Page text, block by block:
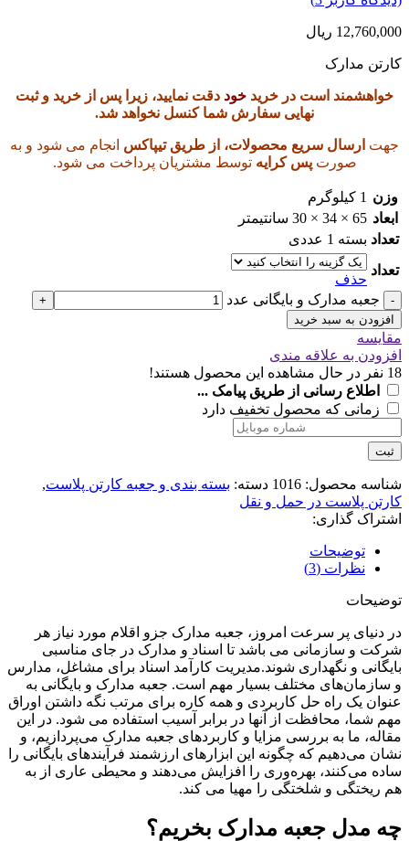
12,760,000 ریال
کارتن مدارک
خواهشمند است در خرید خود دقت نمایید، زیرا پس از خرید و ثبت
نهایی سفارش شما کنسل نخواهد شد.
جهت ارسال سریع محصولات، از طریق تیپاکس انجام می شود و به
صورت پس کرایهتوسط مشتریان پرداخت می شود.
وزن 1 کیلوگرم
ابعاد 65 × 34 × 30 سانتیمتر
تعداد بسته 1 عددی
تعداد
حذف
- جعبه مدارک و بایگانی عدد
+
افزودن به سبد خرید
مقایسه
افزودن به علاقه مندی
18 نفر در حال مشاهده این محصول هستند!
اطلاع رسانی از طریق پیامک ...
زمانی که محصول تخفیف دارد
ثبت
شناسه محصول: 1016 دسته: بسته بندی و جعبه کارتن پلاست,
کارتن پلاست در حمل و نقل
اشتراک گذاری:
توضیحات
نظرات (3)
توضیحات
در دنیای پر سرعت امروز، جعبه مدارک جزو اقلام مورد نیاز هر
شرکت و سازمانی می باشد تا اسناد و مدارک در جای مناسبی
بایگانی و نگهداری شوند.مدیریت کارآمد اسناد برای مشاغل، مدارس
و سازمان‌های مختلف بسیار مهم است. جعبه مدارک و بایگانی به
عنوان یک راه حل کاربردی و همه کاره برای مرتب نگه داشتن اوراق
مهم شما، محافظت از آنها در برابر آسیب استفاده می شود. در این
مقاله، ما به بررسی مزایا و کاربردهای جعبه مدارک می‌پردازیم، و
نشان می‌دهیم که چگونه این ابزارهای ارزشمند فرآیندهای بایگانی را
ساده می‌کنند، بهره‌وری را افزایش می‌دهند و محیطی عاری از به
هم ریختگی و شلختگی را مهیا می کند.
چه مدل جعبه مدارک بخریم؟